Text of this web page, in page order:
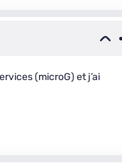
(microG) et j’ai